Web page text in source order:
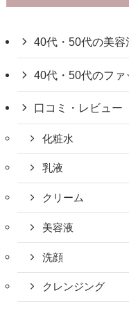
40代・50代の美容
40代・50代のファ
口コミ・レビュー
化粧水
乳液
クリーム
美容液
洗顔
クレンジング